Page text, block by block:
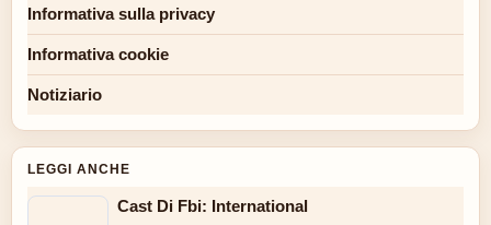
Informativa sulla privacy
Informativa cookie
Notiziario
LEGGI ANCHE
Cast Di Fbi: International